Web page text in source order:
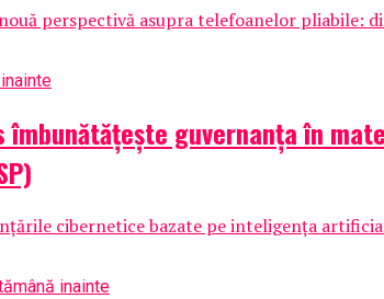
perspectivă asupra telefoanelor pliabile:
îmbunătățește guvernanța în
cibernetice bazate pe inteligența
inainte